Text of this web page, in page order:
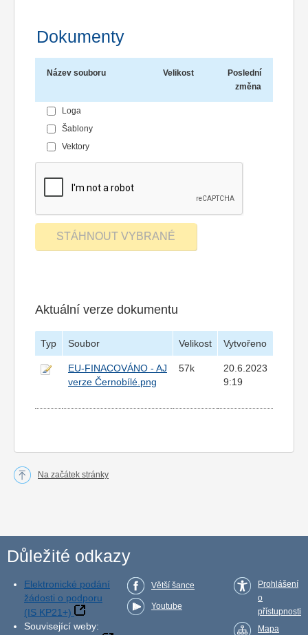
Dokumenty
Název souboru Velikost
Poslední
změna
Loga
Šablony
Vektory
Aktuální verze dokumentu
Typ Soubor Velikost Vytvořeno
EU-FINACOVÁNO - AJ
verze Černobílé.png
57k
20.6.2023
9:19
Na začátek stránky
Důležité odkazy
Elektronické podání
žádosti o podporu
(IS KP21+)
Související weby:
Větší šance
Youtube
Prohlášení
o
přístupnosti
Mapa